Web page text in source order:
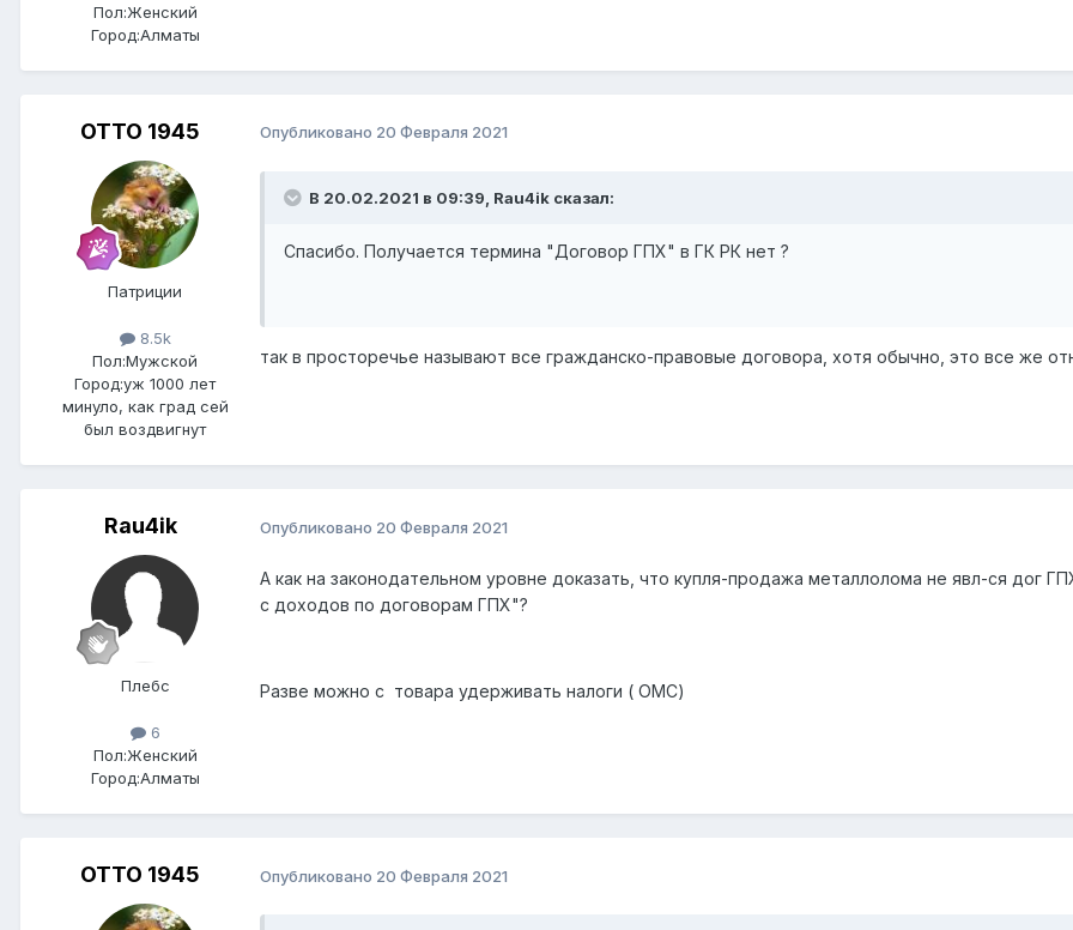
Пол:Женский
Город:Алматы
ОТТО 1945
Патриции
8.5k
Пол:Мужской
Город:уж 1000 лет
минуло, как град сей
был воздвигнут
Опубликовано 20 Февраля 2021
В 20.02.2021 в 09:39, Rau4ik сказал:
Спасибо. Получается термина "Договор ГПХ" в ГК РК нет ?
так в просторечье называют все гражданско-правовые договора, хотя обычно, это все же
Rau4ik
Плебс
6
Пол:Женский
Город:Алматы
Опубликовано 20 Февраля 2021
А как на законодательном уровне доказать, что купля-продажа металлолома не явл-ся дог
с доходов по договорам ГПХ"?
Разве можно с товара удерживать налоги ( ОМС)
ОТТО 1945 Опубликовано 20 Февраля 2021